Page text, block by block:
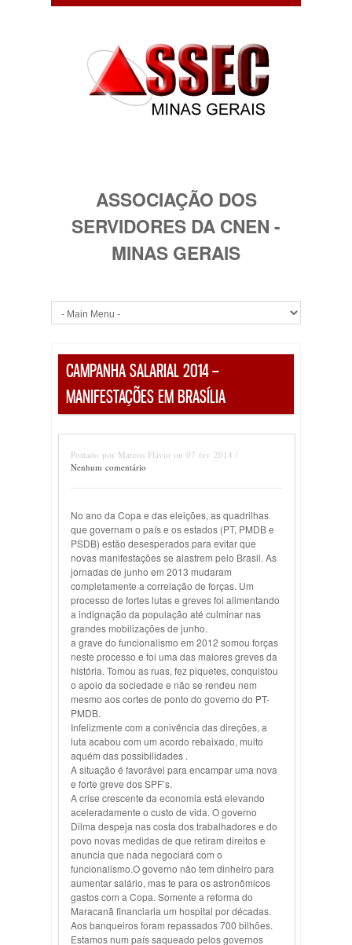
ASSOCIAÇÃO DOS
SERVIDORES DA CNEN -
MINAS GERAIS
CAMPANHA SALARIAL 2014 –
MANIFESTAÇÕES EM BRASÍLIA
Postado por Marcos Flávio on 07 fev 2014 /
Nenhum comentário
No ano da Copa e das eleições, as quadrilhas
que governam o país e os estados (PT, PMDB e
PSDB) estão desesperados para evitar que
novas manifestações se alastrem pelo Brasil. As
jornadas de junho em 2013 mudaram
completamente a correlação de forças. Um
processo de fortes lutas e greves foi alimentando
a indignação da população até culminar nas
grandes mobilizações de junho.
a grave do funcionalismo em 2012 somou forças
neste processo e foi uma das maiores greves da
história. Tomou as ruas, fez piquetes, conquistou
o apoio da sociedade e não se rendeu nem
mesmo aos cortes de ponto do governo do PT-
PMDB.
Infelizmente com a conivência das direções, a
luta acabou com um acordo rebaixado, muito
aquém das possibilidades .
A situação é favorável para encampar uma nova
e forte greve dos SPF’s.
A crise crescente da economia está elevando
aceleradamente o custo de vida. O governo
Dilma despeja nas costa dos trabalhadores e do
povo novas medidas de que retiram direitos e
anuncia que nada negociará com o
funcionalismo.O governo não tem dinheiro para
aumentar salário, mas te para os astronômicos
gastos com a Copa. Somente a reforma do
Maracanã financiaria um hospital por décadas.
Aos banqueiros foram repassados 700 bilhões.
Estamos num país saqueado pelos governos